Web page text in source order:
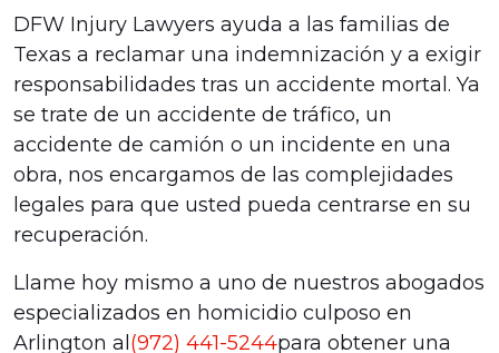
DFW Injury Lawyers ayuda a las familias de
Texas a reclamar una indemnización y a exigir
responsabilidades tras un accidente mortal. Ya
se trate de un accidente de tráfico, un
accidente de camión o un incidente en una
obra, nos encargamos de las complejidades
legales para que usted pueda centrarse en su
recuperación.
Llame hoy mismo a uno de nuestros abogados
especializados en homicidio culposo en
Arlington al (972) 441-5244para obtener una